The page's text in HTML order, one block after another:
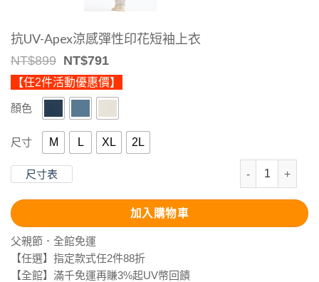
抗UV-Apex涼感彈性印花短袖上衣
NT$899 Original
price
was:
NT$899.
NT$791
price
is:
NT$791.
【任2件活動優惠價】
顏色
尺寸 M L XL 2L
尺寸表
抗UV-Apex涼
加入購物車
父親節．全館免運
【任選】指定款式任2件88折
【全館】滿千免運再賺3%起UV幣回饋